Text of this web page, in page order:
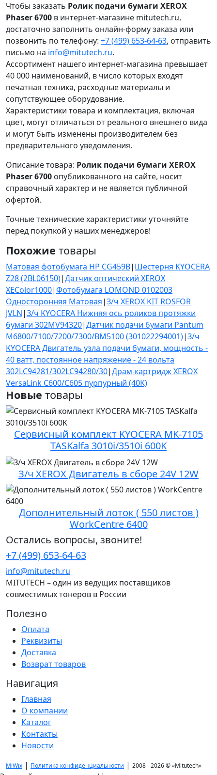
Чтобы заказать Ролик подачи бумаги XEROX
Phaser 6700 в интернет-магазине mitutech.ru,
достаточно заполнить онлайн-форму заказа или
позвонить по телефону: +7 (499) 653-64-63, отправить
письмо на info@mitutech.ru.
Ассортимент нашего интернет-магазина превышает
40 000 наименований, в число которых входят
печатная техника, расходные материалы и
сопутствующее оборудование.
Характеристики товара и комплектация, включая
цвет, могут отличаться от реального внешнего вида
и могут быть изменены производителем без
предварительного уведомления.
Описание товара: Ролик подачи бумаги XEROX
Phaser 6700 опубликованного на сайте, носит
справочный характер и не является публичной
офертой.
Точные технические характеристики уточняйте
перед покупкой у наших менеджеров!
Похожие товары
Матовая фотобумага HP CG459B| Шестерня KYOCERA
Z28 (2BL06150)|Датчик оптический XEROX
XEColor1000|Фотобумага LOMOND 0102003
Односторонняя Матовая|З/ч XEROX KIT ROSFOR
JVLN|З/ч KYOCERA Нижняя ось роликов протяжки
бумаги 302MV94320|Датчик подачи бумаги Pantum
M6800/7100/7200/7300/BM5100 (301022294001)|З/ч
KYOCERA Двигатель узла подачи бумаги, мощность -
40 ватт, постоянное напряжение - 24 вольта
302LC94281/302LC94280/30|Драм-картридж XEROX
VersaLink C600/C605 пурпурный (40K)
Новые товары
Сервисный комплект KYOCERA MK-7105
TASKalfa 3010i/3510i 600K
З/ч XEROX Двигатель в сборе 24V 12W
Дополнительный лоток ( 550 листов )
WorkCentre 6400
Остались вопросы, звоните!
+7 (499) 653-64-63
info@mitutech.ru
MITUTECH – один из ведущих поставщиков
совместимых тонеров в России
Полезно
Оплата
Реквизиты
Доставка
Возврат товаров
Навигация
Главная
О компании
Каталог
Контакты
Новости
MiWix | Политика конфиденциальности | 2008 - 2026 ©«Mitutech»